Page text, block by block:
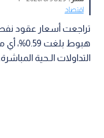
اقتصاد
التداولات الـحية المباشرة.